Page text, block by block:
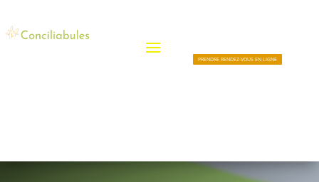
PRENDRE RENDEZ-VOUS EN LIGNE